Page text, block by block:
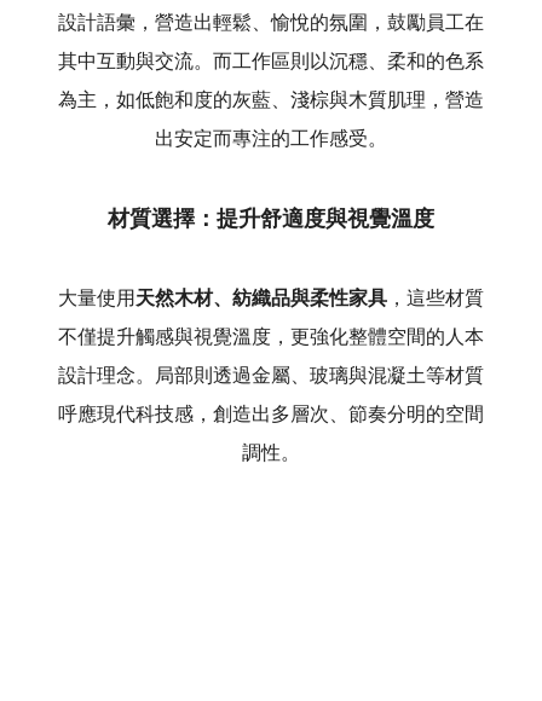
設計語彙，營造出輕鬆、愉悅的氛圍，鼓勵員工在
其中互動與交流。而工作區則以沉穩、柔和的色系
為主，如低飽和度的灰藍、淺棕與木質肌理，營造
出安定而專注的工作感受。
材質選擇：提升舒適度與視覺溫度
大量使用天然木材、紡織品與柔性家具 ，這些材質
不僅提升觸感與視覺溫度，更強化整體空間的人本
設計理念。局部則透過金屬、玻璃與混凝土等材質
呼應現代科技感，創造出多層次、節奏分明的空間
調性。